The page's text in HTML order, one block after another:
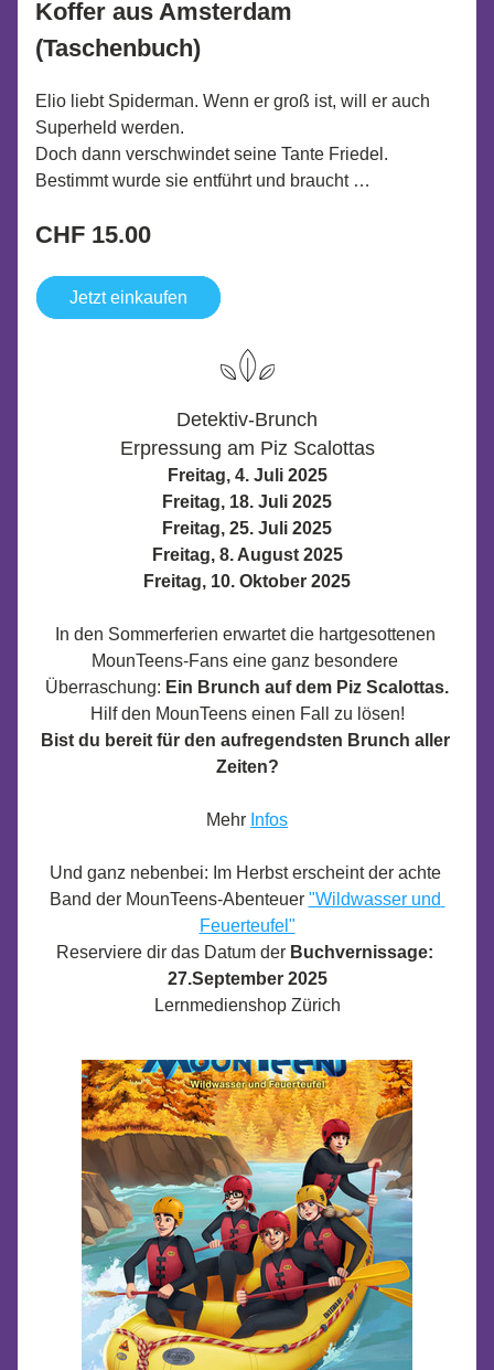
Koffer aus Amsterdam
(Taschenbuch)
Elio liebt Spiderman. Wenn er groß ist, will er auch
Superheld werden.
Doch dann verschwindet seine Tante Friedel.
Bestimmt wurde sie entführt und braucht …
CHF 15.00
Jetzt einkaufen
Detektiv-Brunch
Erpressung am Piz Scalottas
Freitag, 4. Juli 2025
Freitag, 18. Juli 2025
Freitag, 25. Juli 2025
Freitag, 8. August 2025
Freitag, 10. Oktober 2025
In den Sommerferien erwartet die hartgesottenen
MounTeens-Fans eine ganz besondere
Überraschung: Ein Brunch auf dem Piz Scalottas.
Hilf den MounTeens einen Fall zu lösen!
Bist du bereit für den aufregendsten Brunch aller
Zeiten?
Mehr Infos
Und ganz nebenbei: Im Herbst erscheint der achte
Band der MounTeens-Abenteuer "Wildwasser und
Feuerteufel"
Reserviere dir das Datum der Buchvernissage:
27.September 2025
Lernmedienshop Zürich